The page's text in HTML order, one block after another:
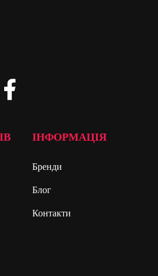
ІНФОРМАЦІЯ
Бренди
Блог
Контакти